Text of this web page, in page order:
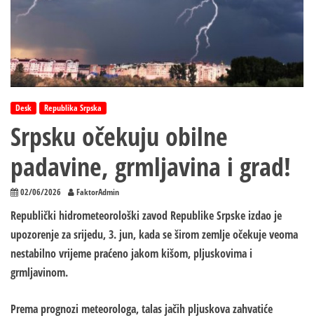
Desk Republika Srpska
Srpsku očekuju obilne
padavine, grmljavina i grad!
02/06/2026 FaktorAdmin
Republički hidrometeorološki zavod Republike Srpske izdao je
upozorenje za srijedu, 3. jun, kada se širom zemlje očekuje veoma
nestabilno vrijeme praćeno jakom kišom, pljuskovima i
grmljavinom.
Prema prognozi meteorologa, talas jačih pljuskova zahvatiće